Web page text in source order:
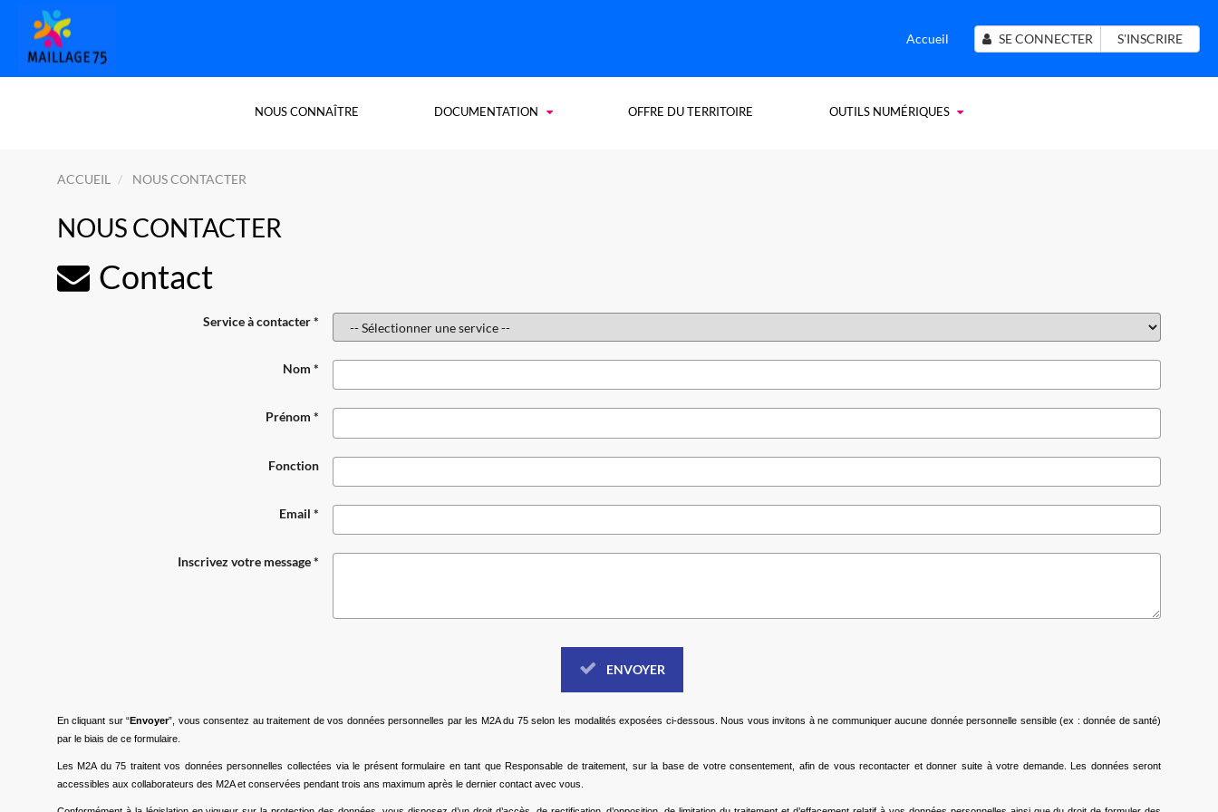
Accueil SE CONNECTER S'INSCRIRE
NOUS CONNAÎTRE DOCUMENTATION OFFRE DU TERRITOIRE OUTILS NUMÉRIQUES
ACCUEIL NOUS CONTACTER
NOUS CONTACTER
Contact
Service à contacter *
Nom *
Prénom *
Fonction
Email *
Inscrivez votre message *
ENVOYER
En cliquant sur “Envoyer”, vous consentez au traitement de vos données personnelles par les M2A du 75 selon les modalités exposées ci-dessous. Nous vous invitons à ne communiquer aucune donnée personnelle sensible (ex : donnée de santé)
par le biais de ce formulaire.
Les M2A du 75 traitent vos données personnelles collectées via le présent formulaire en tant que Responsable de traitement, sur la base de votre consentement, afin de vous recontacter et donner suite à votre demande. Les données seront
accessibles aux collaborateurs des M2A et conservées pendant trois ans maximum après le dernier contact avec vous.